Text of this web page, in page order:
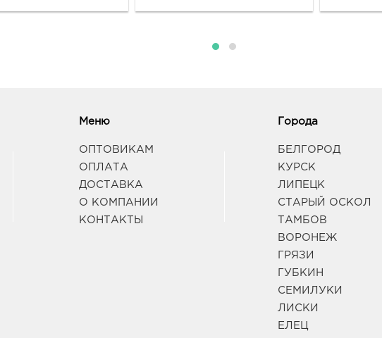
Меню
ОПТОВИКАМ
ОПЛАТА
ДОСТАВКА
О КОМПАНИИ
КОНТАКТЫ
Города
БЕЛГОРОД
КУРСК
ЛИПЕЦК
СТАРЫЙ ОСКОЛ
ТАМБОВ
ВОРОНЕЖ
ГРЯЗИ
ГУБКИН
СЕМИЛУКИ
ЛИСКИ
ЕЛЕЦ